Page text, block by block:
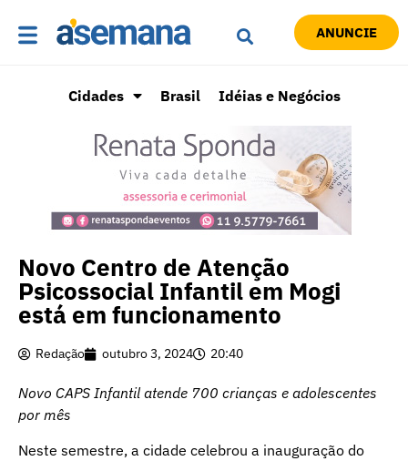
ANUNCIE
Cidades Brasil Idéias e Negócios
Novo Centro de Atenção
Psicossocial Infantil em Mogi
está em funcionamento
Redação outubro 3, 2024 20:40
Novo CAPS Infantil atende 700 crianças e adolescentes
por mês
Neste semestre, a cidade celebrou a inauguração do